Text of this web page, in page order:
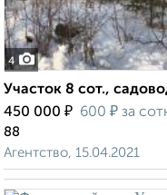
4
Участок 8 сот.,
450 000 ₽ 600 ₽ за
88
Агентство, 15.04.2021